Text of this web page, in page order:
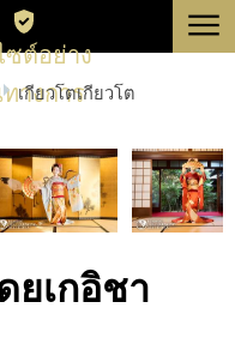
โตเกียว
เกี่ยวกับ
ซต์อย่าง
างการ
menu
เกียวโตเกียวโต
เกอิชา